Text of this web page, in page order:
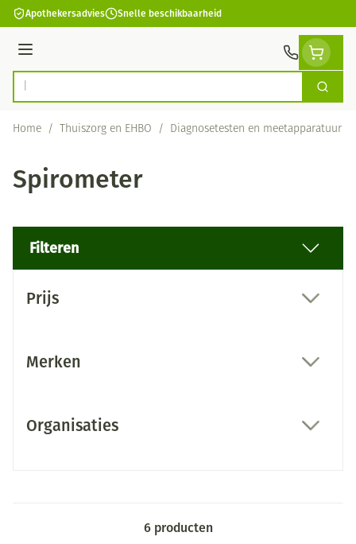
Ga naar de inhoud
Apothekersadvies Snelle beschikbaarheid
Menu
Product, merk, categorie... Zoek
Home / Thuiszorg en EHBO / Diagnosetesten en meetapparatuur
Spirometer
Filteren
Prijs
Merken
Organisaties
6producten